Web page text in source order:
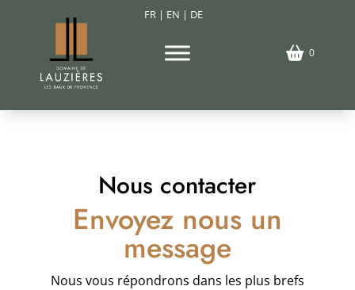
FR| EN | DE
0
Nous contacter
Envoyez nous un
message
Nous vous répondrons dans les plus brefs